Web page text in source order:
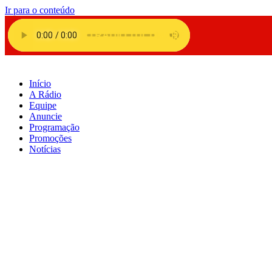
Ir para o conteúdo
Início
A Rádio
Equipe
Anuncie
Programação
Promoções
Notícias